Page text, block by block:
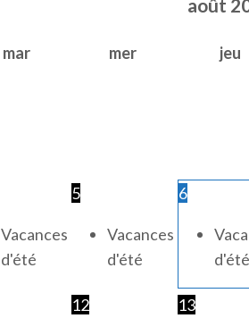
août
mar mer jeu
Vacances
d'été
5
Vacances
d'été
6
d'été
12 13